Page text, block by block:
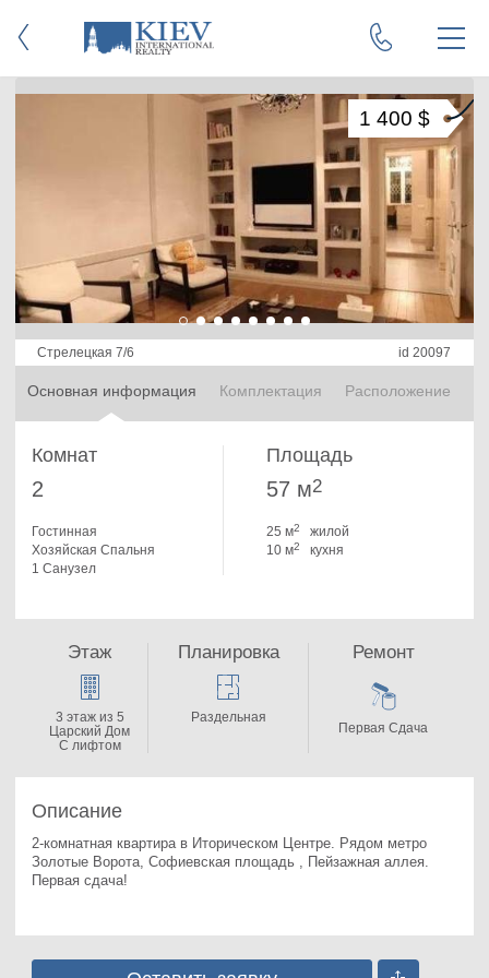
Стрелецкая 7/6 id 20097
Основная информация Комплектация Расположение
1 400 $
Комнат
2
Гостинная
Хозяйская Спальня
1 Санузел
Площадь
57 м2
25 м2
жилой
10 м2 кухня
Описание
2-комнатная квартира в Иторическом Центре. Рядом метро
Золотые Ворота, Софиевская площадь , Пейзажная аллея.
Первая сдача!
Этаж
3 этаж из 5
Царский Дом
С лифтом
Планировка
Раздельная
Ремонт
Первая Сдача